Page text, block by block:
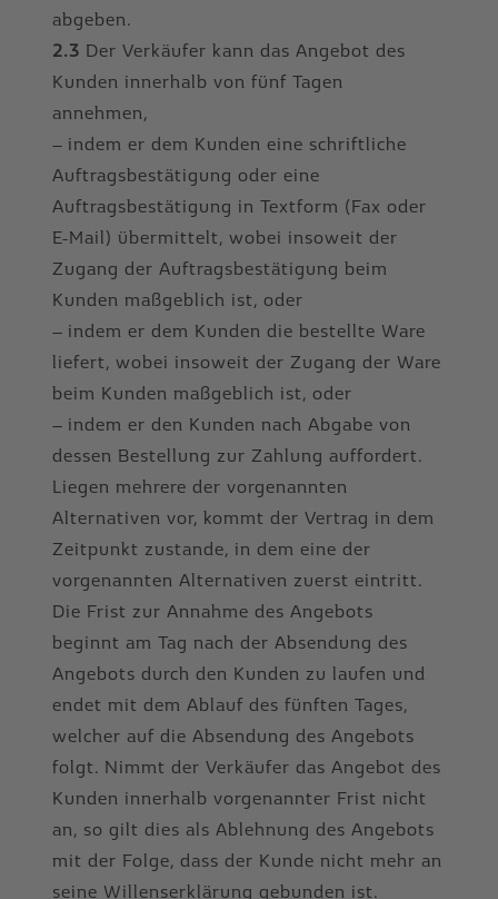
abgeben.
2.3 Der Verkäufer kann das Angebot des
Kunden innerhalb von fünf Tagen
annehmen,
– indem er dem Kunden eine schriftliche
Auftragsbestätigung oder eine
Auftragsbestätigung in Textform (Fax oder
E-Mail) übermittelt, wobei insoweit der
Zugang der Auftragsbestätigung beim
Kunden maßgeblich ist, oder
– indem er dem Kunden die bestellte Ware
liefert, wobei insoweit der Zugang der Ware
beim Kunden maßgeblich ist, oder
– indem er den Kunden nach Abgabe von
dessen Bestellung zur Zahlung auffordert.
Liegen mehrere der vorgenannten
Alternativen vor, kommt der Vertrag in dem
Zeitpunkt zustande, in dem eine der
vorgenannten Alternativen zuerst eintritt.
Die Frist zur Annahme des Angebots
beginnt am Tag nach der Absendung des
Angebots durch den Kunden zu laufen und
endet mit dem Ablauf des fünften Tages,
welcher auf die Absendung des Angebots
folgt. Nimmt der Verkäufer das Angebot des
Kunden innerhalb vorgenannter Frist nicht
an, so gilt dies als Ablehnung des Angebots
mit der Folge, dass der Kunde nicht mehr an
seine Willenserklärung gebunden ist.